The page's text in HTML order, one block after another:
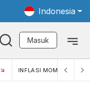
Indonesia
Masuk
INFLASI MOM (MAR)